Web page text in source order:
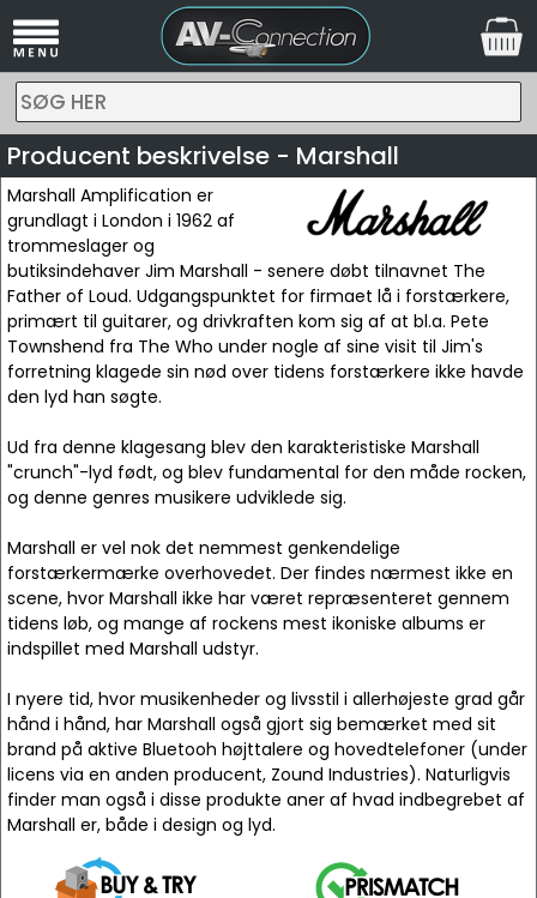
SØG HER
Producent beskrivelse - Marshall
Marshall Amplification er
grundlagt i London i 1962 af
trommeslager og
butiksindehaver Jim Marshall - senere døbt tilnavnet The
Father of Loud. Udgangspunktet for firmaet lå i forstærkere,
primært til guitarer, og drivkraften kom sig af at bl.a. Pete
Townshend fra The Who under nogle af sine visit til Jim's
forretning klagede sin nød over tidens forstærkere ikke havde
den lyd han søgte.
Ud fra denne klagesang blev den karakteristiske Marshall
"crunch"-lyd født, og blev fundamental for den måde rocken,
og denne genres musikere udviklede sig.
Marshall er vel nok det nemmest genkendelige
forstærkermærke overhovedet. Der findes nærmest ikke en
scene, hvor Marshall ikke har været repræsenteret gennem
tidens løb, og mange af rockens mest ikoniske albums er
indspillet med Marshall udstyr.
I nyere tid, hvor musikenheder og livsstil i allerhøjeste grad går
hånd i hånd, har Marshall også gjort sig bemærket med sit
brand på aktive Bluetooh højttalere og hovedtelefoner (under
licens via en anden producent, Zound Industries). Naturligvis
finder man også i disse produkte aner af hvad indbegrebet af
Marshall er, både i design og lyd.